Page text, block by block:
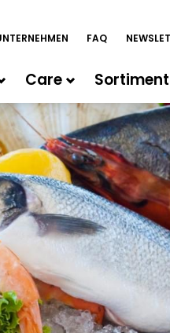
FAQ
Care Sortiment